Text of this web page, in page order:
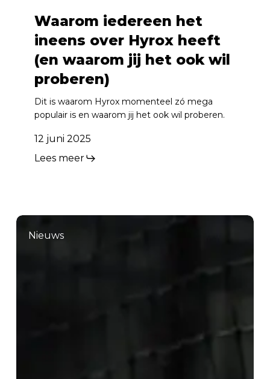
Waarom iedereen het
ineens over Hyrox heeft
(en waarom jij het ook wil
proberen)
Dit is waarom Hyrox momenteel zó mega
populair is en waarom jij het ook wil proberen.
12 juni 2025
Lees meer
Nieuws